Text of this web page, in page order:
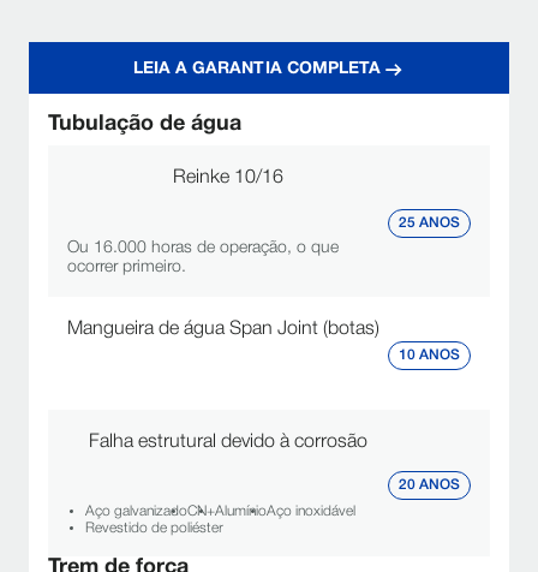
LEIA A GARANTIA COMPLETA
Tubulação de água
Reinke 10/16
Ou 16.000 horas de operação, o que
ocorrer primeiro.
25 ANOS
Mangueira de água Span Joint (botas)
10 ANOS
Falha estrutural devido à corrosão
Aço galvanizadoCN+AlumínioAço inoxidável
Revestido de poliéster
20 ANOS
Trem de força